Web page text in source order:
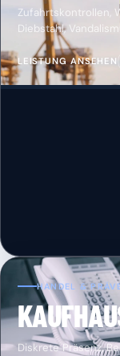
Zufahrtskontrollen,
Diebstahl,
LEISTUNG ANSEHEN
HANDEL &
Diskrete Präsenz,